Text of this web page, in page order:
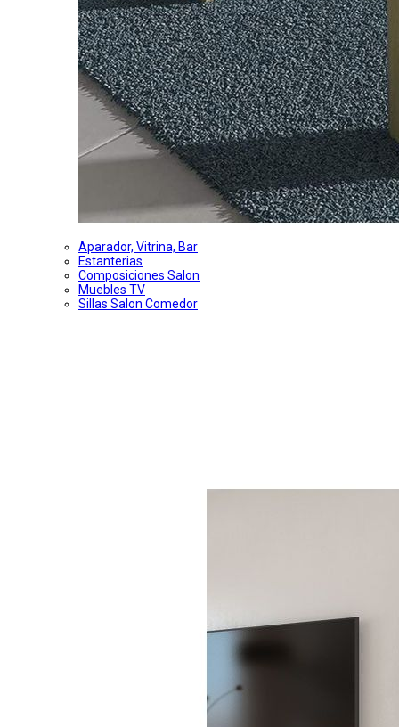
Aparador, Vitrina, Bar
Estanterias
Composiciones Salon
Muebles TV
Sillas Salon Comedor